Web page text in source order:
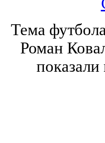
Тема
Роман